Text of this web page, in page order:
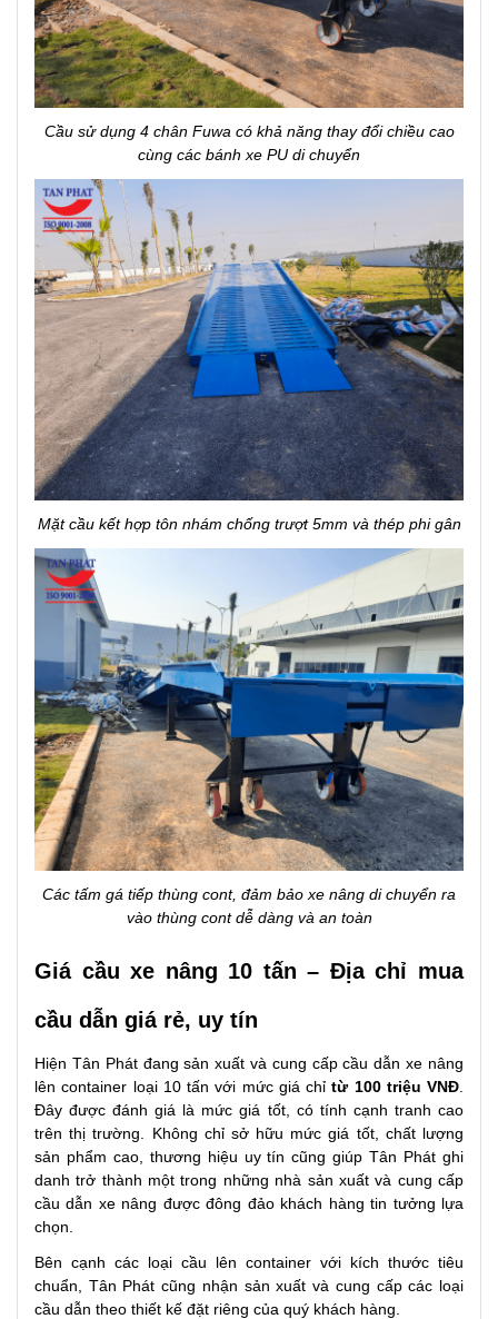
Cầu sử dụng 4 chân Fuwa có khả năng thay đổi chiều cao
cùng các bánh xe PU di chuyển
Mặt cầu kết hợp tôn nhám chống trượt 5mm và thép phi gân
Các tấm gá tiếp thùng cont, đảm bảo xe nâng di chuyển ra
vào thùng cont dễ dàng và an toàn
Giá cầu xe nâng 10 tấn – Địa chỉ mua
cầu dẫn giá rẻ, uy tín
Hiện Tân Phát đang sản xuất và cung cấp cầu dẫn xe nâng
lên container loại 10 tấn với mức giá chỉtừ 100 triệu VNĐ
Đây được đánh giá là mức giá tốt, có tính cạnh tranh cao
trên thị trường. Không chỉ sở hữu mức giá tốt, chất lượng
sản phẩm cao, thương hiệu uy tín cũng giúp Tân Phát ghi
danh trở thành một trong những nhà sản xuất và cung cấp
cầu dẫn xe nâng được đông đảo khách hàng tin tưởng lựa
chọn.
Bên cạnh các loại cầu lên container với kích thước tiêu
chuẩn, Tân Phát cũng nhận sản xuất và cung cấp các loại
cầu dẫn theo thiết kế đặt riêng của quý khách hàng.